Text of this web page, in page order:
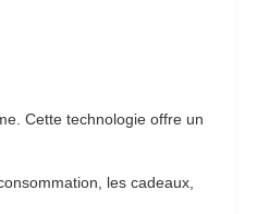
Cette technologie offre un
les cadeaux,